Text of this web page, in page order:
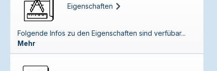
Eigenschaften
Folgende Infos zu den Eigenschaften sind verfübar...
Mehr